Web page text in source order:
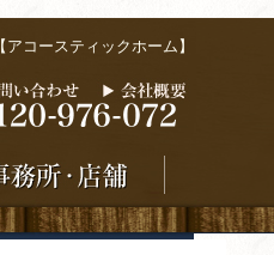
コースティックホーム】